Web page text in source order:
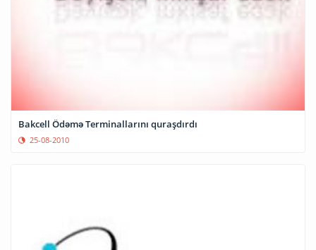
Bakcell Ödəmə Terminallarını quraşdırdı
25-08-2010